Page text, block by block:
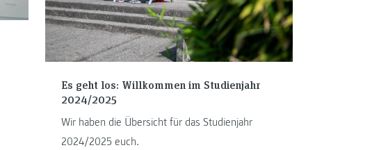
Es geht los: Willkommen im Studienjahr
2024/2025
Wir haben die Übersicht für das Studienjahr
2024/2025 euch.